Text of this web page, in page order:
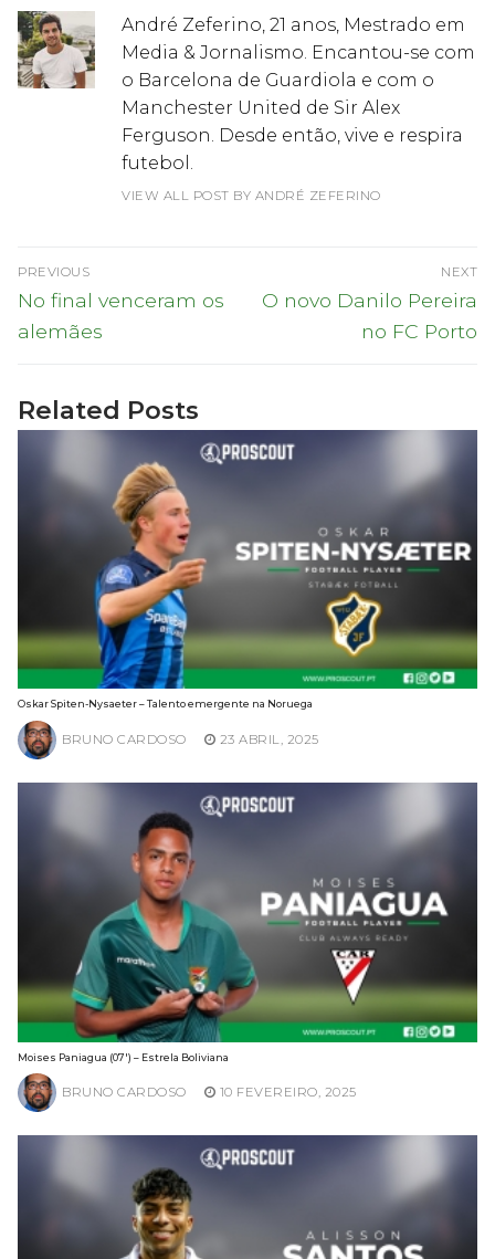
André Zeferino, 21 anos, Mestrado em
Media & Jornalismo. Encantou-se com
o Barcelona de Guardiola e com o
Manchester United de Sir Alex
Ferguson. Desde então, vive e respira
futebol.
VIEW ALL POST BY ANDRÉ ZEFERINO
Navegação
de
artigos
PREVIOUS
Previous
post:
No final venceram os
alemães
NEXT
Next
O novo Danilo Pereira
no FC Porto
Related Posts
Oskar Spiten-Nysaeter – Talento emergente na Noruega
BRUNO CARDOSO 23 ABRIL, 2025
Moises Paniagua (07′) – Estrela Boliviana
BRUNO CARDOSO 10 FEVEREIRO, 2025